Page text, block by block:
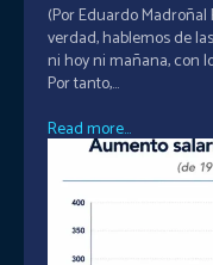
(Por Eduardo
verdad, hablemos de
ni hoy ni mañana, con
Por tanto,...
Read more...